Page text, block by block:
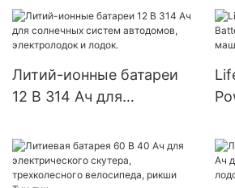
аккумулятор
Литий-ионные батареи
12 В 314 Ач для
автодомов,
электролодок и лодок.